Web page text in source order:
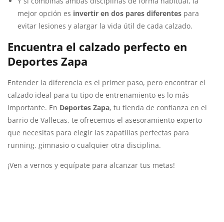
mejor opción es invertir en dos pares diferentes para
evitar lesiones y alargar la vida útil de cada calzado.
Encuentra el calzado perfecto en
Deportes Zapa
Entender la diferencia es el primer paso, pero encontrar el
calzado ideal para tu tipo de entrenamiento es lo más
importante. En Deportes Zapa, tu tienda de confianza en el
barrio de Vallecas, te ofrecemos el asesoramiento experto
que necesitas para elegir las zapatillas perfectas para
running, gimnasio o cualquier otra disciplina.
¡Ven a vernos y equípate para alcanzar tus metas!